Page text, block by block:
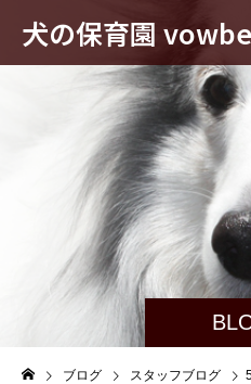
犬の保育園
ブログ スタッフブログ